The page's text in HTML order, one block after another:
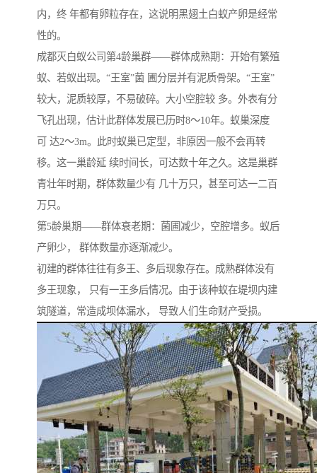
内，终 年都有卵粒存在，这说明黑翅土白蚁产卵是经常
性的。
成都灭白蚁公司第4龄巢群——群体成熟期：开始有繁殖
蚁、若蚁出现。“王室”菌 圃分层并有泥质骨架。“王室”
较大，泥质较厚，不易破碎。大小空腔较 多。外表有分
飞孔出现，估计此群体发展已历时8～10年。蚁巢深度
可 达2～3m。此时蚁巢已定型，非原因一般不会再转
移。这一巢龄延 续时间长，可达数十年之久。这是巢群
青壮年时期，群体数量少有 几十万只，甚至可达一二百
万只。
第5龄巢期——群体衰老期：菌圃减少，空腔增多。蚁后
产卵少， 群体数量亦逐渐减少。
初建的群体往往有多王、多后现象存在。成熟群体没有
多王现象， 只有一王多后情况。由于该种蚁在堤坝内建
筑隧道，常造成坝体漏水， 导致人们生命财产受损。